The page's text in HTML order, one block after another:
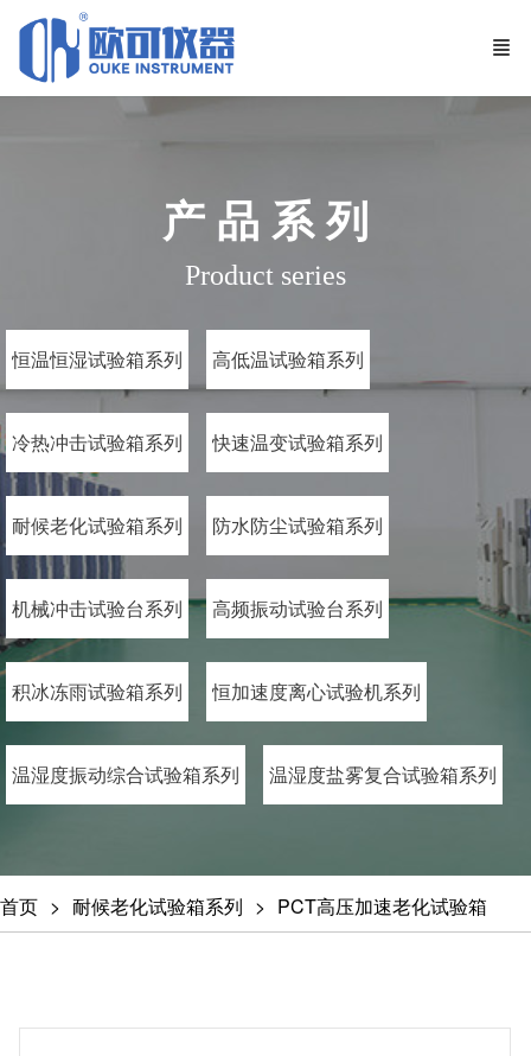
产 品 系 列
Product series
恒温恒湿试验箱系列 高低温试验箱系列
冷热冲击试验箱系列 快速温变试验箱系列
耐候老化试验箱系列 防水防尘试验箱系列
机械冲击试验台系列 高频振动试验台系列
积冰冻雨试验箱系列 恒加速度离心试验机系列
温湿度振动综合试验箱系列 温湿度盐雾复合试验箱系列
首页 耐候老化试验箱系列 PCT高压加速老化试验箱